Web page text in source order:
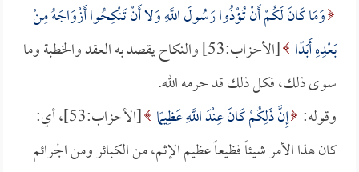
وَمَا كَانَ لَكُمْ أَنْ تُؤْذُوا رَسُولَ اللَّهِ وَلا أَنْ تَنْكِحُوا أَزْوَاجَهُ مِنْ
بَعْدِهِ أَبَدًا
[الأحزاب:53] والنكاح يقصد به العقد والخطبة وما
سوى ذلك، فكل ذلك قد حرمه الله.
وقوله: إِنَّ ذَلِكُمْ كَانَ عِنْدَ اللَّهِ عَظِيمًا
[الأحزاب:53]، أي:
كان هذا الأمر شيئاً فظيعاً عظيم الإثم، من الكبائر ومن الجرائم